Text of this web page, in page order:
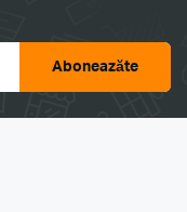
Aboneazăte